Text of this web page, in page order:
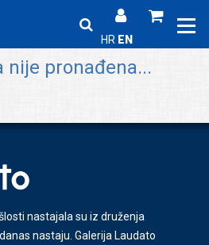
HR EN
nije pronađena...
nastajala su iz druženja
nastaju. Galerija Laudato